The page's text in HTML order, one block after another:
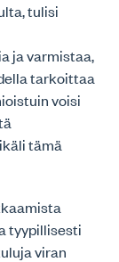
tulisi
ja varmistaa,
tarkoittaa
voisi
tämä
tyypillisesti
viran